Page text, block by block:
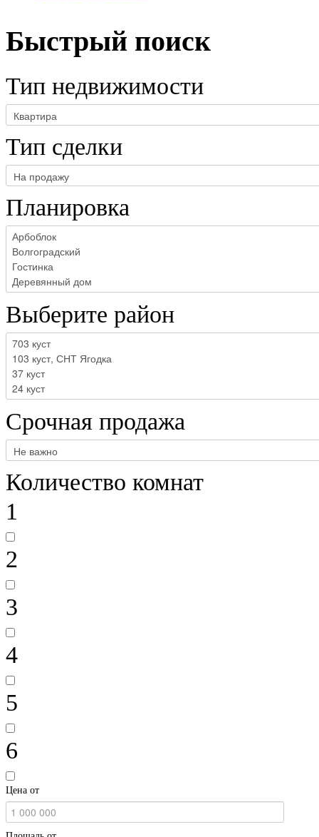
Быстрый поиск
Тип недвижимости
Тип сделки
Планировка
Выберите район
Срочная продажа
Количество комнат
1
2
3
4
5
6
Цена от